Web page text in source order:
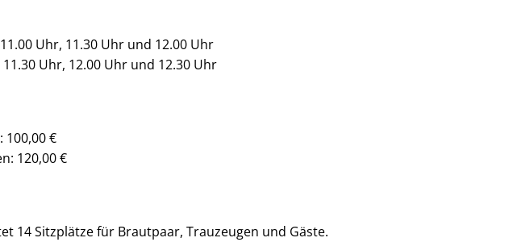
Uhr, 11.30 Uhr und 12.00 Uhr
Uhr, 12.00 Uhr und 12.30 Uhr
100,00 €
120,00 €
14 Sitzplätze für Brautpaar, Trauzeugen und Gäste.